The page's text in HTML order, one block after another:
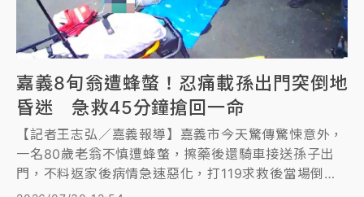
嘉義8旬翁遭蜂螫！忍痛載孫出門突倒地
昏迷 急救45分鐘搶回一命
【記者王志弘／嘉義報導】嘉義市今天驚傳驚悚意外，
一名80歲老翁不慎遭蜂螫，擦藥後還騎車接送孫子出
門，不料返家後病情急速惡化，打119求救後當場倒地
失去呼吸心跳。警消趕抵迅速施予CPR、2支強心針，